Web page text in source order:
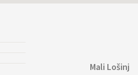
Mali Lošinj